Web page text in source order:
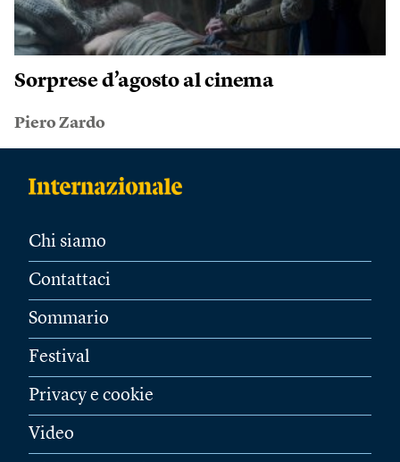
Sorprese d’agosto al cinema
Piero Zardo
Chi siamo
Contattaci
Sommario
Festival
Privacy e cookie
Video